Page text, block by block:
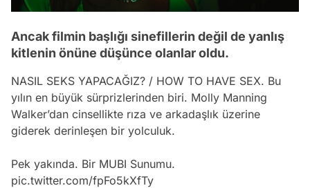
Ancak filmin başlığı sinefillerin değil de yanlış
kitlenin önüne düşünce olanlar oldu.
NASIL SEKS YAPACAĞIZ? / HOW TO HAVE SEX. Bu
yılın en büyük sürprizlerinden biri. Molly Manning
Walker’dan cinsellikte rıza ve arkadaşlık üzerine
giderek derinleşen bir yolculuk.
Pek yakında. Bir MUBI Sunumu.
pic.twitter.com/fpFo5kXfTy